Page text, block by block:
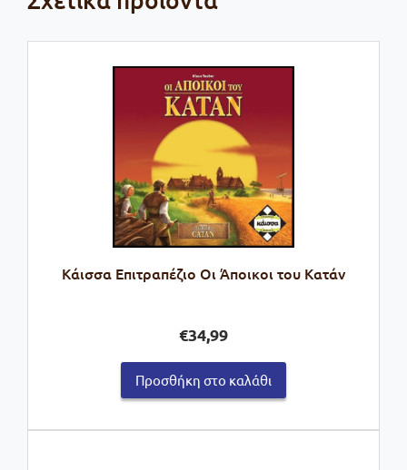
Kάισσα Επιτραπέζιο Οι Άποικοι του Κατάν
€34,99
Προσθήκη στο καλάθι